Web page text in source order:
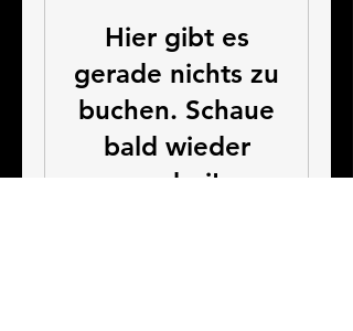
Hier gibt es
gerade nichts zu
buchen. Schaue
bald wieder
vorbei!